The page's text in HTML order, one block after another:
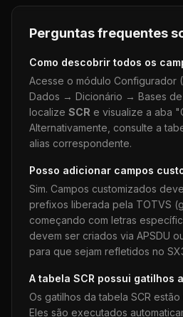
Perguntas frequentes
Como descobrir todos os
Acesse o módulo Configurador
Dados → Dicionário → Bases
localize SCR e visualize a aba
Alternativamente, consulte a
alias correspondente.
Posso adicionar campos
Sim. Campos customizados
prefixos liberada pela TOTVS
começando com letras
devem ser criados via APSDU
para que sejam refletidos no
A tabela SCR possui gatilhos
Os gatilhos da tabela SCR estão
Eles são executados